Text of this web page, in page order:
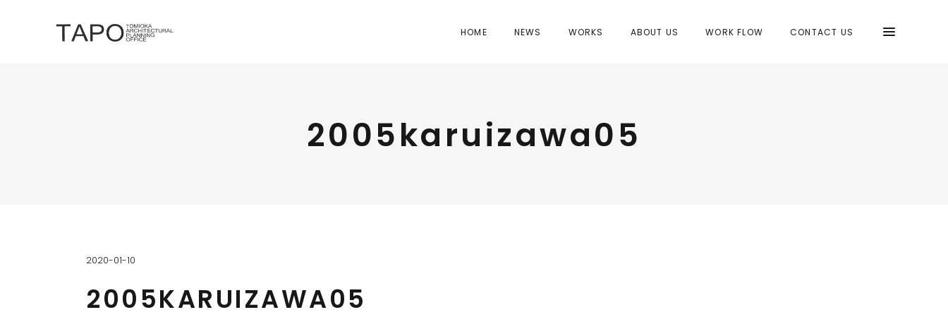
HOME NEWS WORKS ABOUT US WORK FLOW CONTACT US
2005karuizawa05
2020-01-10
2005KARUIZAWA05